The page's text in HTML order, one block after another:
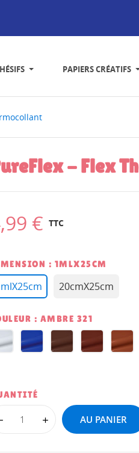
PAPIERS CRÉATIFS
- Flex
€ TTC
: 1MLX25CM
20cmX25cm
: AMBRE 321
White MarineBrownPaprika
AU PANIER